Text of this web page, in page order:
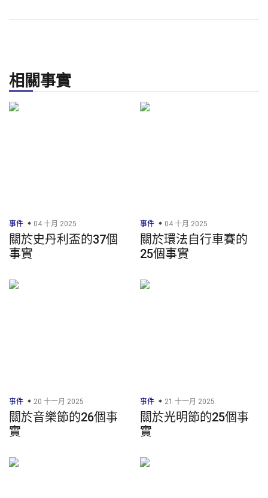
相關事實
事件 04 十月 2025
關於史丹利盃的37個
事實
事件 04 十月 2025
關於環法自行車賽的
25個事實
事件 20 十一月 2025
關於音樂節的26個事
實
事件 21 十一月 2025
關於光明節的25個事
實